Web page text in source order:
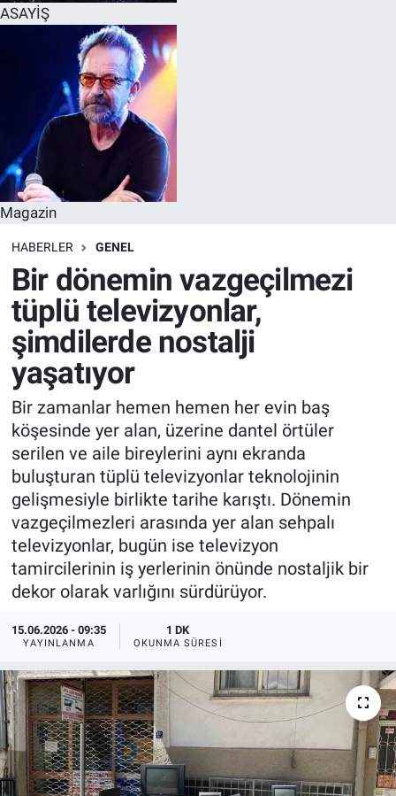
ASAYİŞ
Magazin
HABERLER GENEL
Bir dönemin vazgeçilmezi
tüplü televizyonlar,
şimdilerde nostalji
yaşatıyor
Bir zamanlar hemen hemen her evin baş
köşesinde yer alan, üzerine dantel örtüler
serilen ve aile bireylerini aynı ekranda
buluşturan tüplü televizyonlar teknolojinin
gelişmesiyle birlikte tarihe karıştı. Dönemin
vazgeçilmezleri arasında yer alan sehpalı
televizyonlar, bugün ise televizyon
tamircilerinin iş yerlerinin önünde nostaljik bir
dekor olarak varlığını sürdürüyor.
15.06.2026 - 09:35
YAYINLANMA
1 DK
OKUNMA SÜRESI